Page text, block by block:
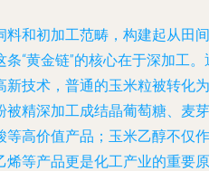
和初加工范畴，构建起从田间
“黄金链”的核心在于深加工。
技术，普通的玉米粒被转化为
精深加工成结晶葡萄糖、麦芽
高价值产品；玉米乙醇不仅作
等产品更是化工产业的重要原